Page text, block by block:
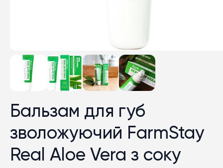
Бальзам для губ
зволожуючий FarmStay
Real Aloe Vera з соку